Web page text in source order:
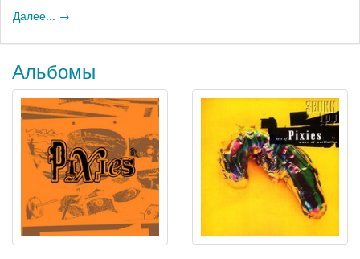
Далее... →
Альбомы